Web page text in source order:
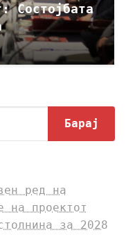
Состојбата
Барај
ред на
на проектот
за 2028